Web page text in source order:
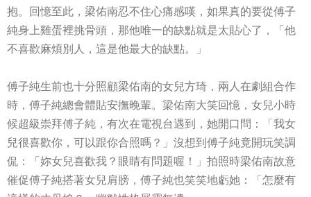
抱。回憶至此，梁佑南忍不住心痛感嘆，如果真的要從傅子
純身上雞蛋裡挑骨頭，那他唯一的缺點就是太貼心了，「他
不喜歡麻煩別人，這是他最大的缺點。」
傅子純生前也十分照顧梁佑南的女兒方琦，兩人在劇組合作
時，傅子純總會體貼安撫晚輩。梁佑南大笑回憶，女兒小時
候超級崇拜傅子純，有次在電視台遇到，她開口問：「我女
兒很喜歡你，可以跟你合照嗎？」沒想到傅子純竟開玩笑調
侃：「妳女兒喜歡我？眼睛有問題喔！」拍照時梁佑南故意
催促傅子純搭著女兒肩膀，傅子純也笑笑地虧她：「怎麼有